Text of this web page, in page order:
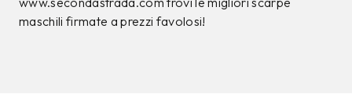
maschili firmate a prezzi favolosi!